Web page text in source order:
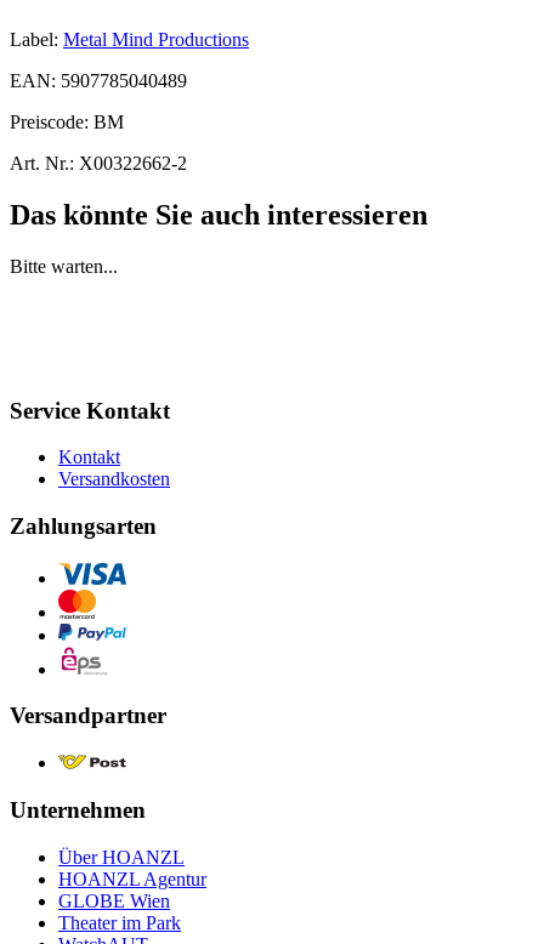
Label: Metal Mind Productions
EAN: 5907785040489
Preiscode: BM
Art. Nr.: X00322662-2
Das könnte Sie auch interessieren
Bitte warten...
Service Kontakt
Kontakt
Versandkosten
Zahlungsarten
Versandpartner
Unternehmen
Über HOANZL
HOANZL Agentur
GLOBE Wien
Theater im Park